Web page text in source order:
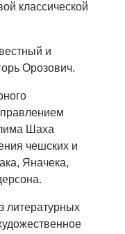
классической
и
Орозович.
Шаха
чешских и
Яначека,
литературных